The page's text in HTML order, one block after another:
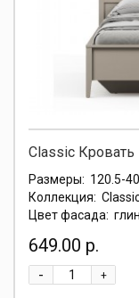
Classic
Размеры: 120.5-
Коллекция:
Цвет фасада:
649.00 р.
+
-